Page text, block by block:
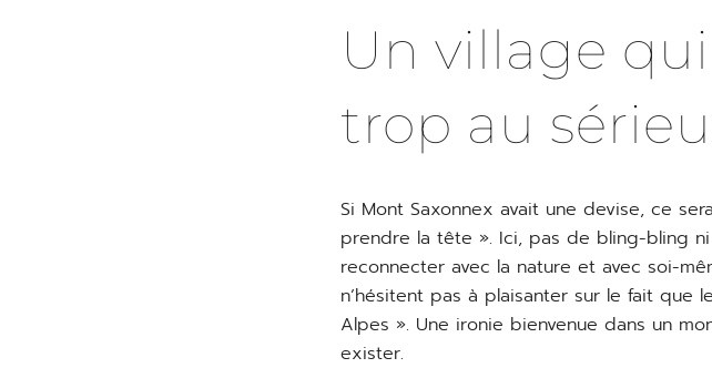
Un village
trop au
Si Mont Saxonnex avait une devise, ce
prendre la tête ». Ici, pas de bling-bling
reconnecter avec la nature et avec soi-
n’hésitent pas à plaisanter sur le fait
Alpes ». Une ironie bienvenue dans un
exister.